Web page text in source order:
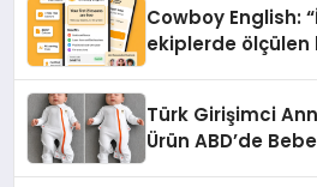
Cowboy English:
ekiplerde
Türk Girişimci
Ürün ABD’de